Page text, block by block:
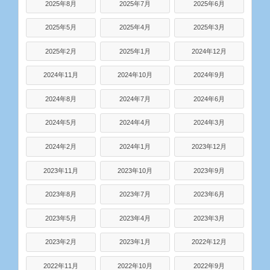
2025年8月 2025年7月 2025年6月
2025年5月 2025年4月 2025年3月
2025年2月 2025年1月 2024年12月
2024年11月 2024年10月 2024年9月
2024年8月 2024年7月 2024年6月
2024年5月 2024年4月 2024年3月
2024年2月 2024年1月 2023年12月
2023年11月 2023年10月 2023年9月
2023年8月 2023年7月 2023年6月
2023年5月 2023年4月 2023年3月
2023年2月 2023年1月 2022年12月
2022年11月 2022年10月 2022年9月